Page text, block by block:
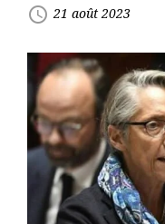
access_time 21 août 2023